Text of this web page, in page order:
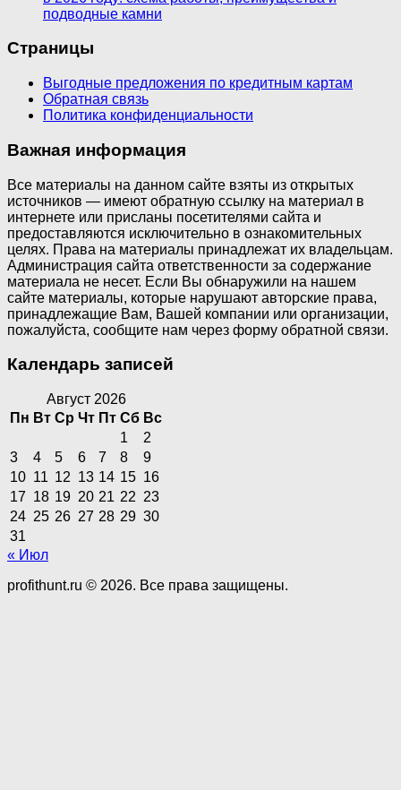
подводные камни
Страницы
Выгодные предложения по кредитным картам
Обратная связь
Политика конфиденциальности
Важная информация
Все материалы на данном сайте взяты из открытых
источников — имеют обратную ссылку на материал в
интернете или присланы посетителями сайта и
предоставляются исключительно в ознакомительных
целях. Права на материалы принадлежат их владельцам.
Администрация сайта ответственности за содержание
материала не несет. Если Вы обнаружили на нашем
сайте материалы, которые нарушают авторские права,
принадлежащие Вам, Вашей компании или организации,
пожалуйста, сообщите нам через форму обратной связи.
Календарь записей
Август 2026
Пн Вт Ср Чт Пт Сб Вс
1
2
3
4 5 6 7 8
9
10 11 12 13 14 15 16
17 18 19 20 21 22 23
24 25 26 27 28 29 30
31
« Июл
profithunt.ru © 2026. Все права защищены.